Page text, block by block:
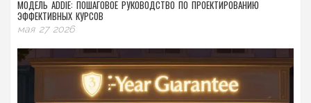
МОДЕЛЬ ADDIE: ПОШАГОВОЕ РУКОВОДСТВО ПО ПРОЕКТИРОВАНИЮ
ЭФФЕКТИВНЫХ КУРСОВ
мая 27 2026